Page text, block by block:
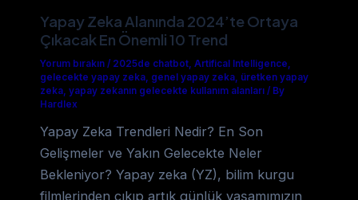
Yapay Zeka Alanında 2024’te Ortaya
Çıkacak En Önemli 10 Trend
Yorum bırakın / 2025de chatbot, Artifical Intelligence,
gelecekte yapay zeka, genel yapay zeka, üretken yapay
zeka, yapay zekanın gelecekte kullanım alanları/ By
Hardlex
Yapay Zeka Trendleri Nedir? En Son
Gelişmeler ve Yakın Gelecekte Neler
Bekleniyor? Yapay zeka (YZ), bilim kurgu
filmlerinden çıkıp artık günlük yaşamımızın